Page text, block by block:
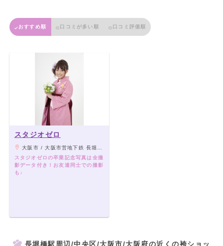
おすすめ順 口コミが多い順 口コミ評価順
スタジオゼロ
大阪市 / 大阪市営地下鉄 長堀橋駅 1番出口より徒歩6分 松屋町駅より徒歩5分 心斎橋駅より徒歩15分
スタジオゼロの卒業記念写真は全撮
影データ付き！お友達同士での撮影
も♪
長堀橋駅周辺/中央区/大阪市/大阪府の近くの袴ショッ